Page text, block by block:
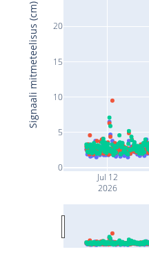
Jul 12
2026
0
5
10
15
20
Signaali mitmeteelisus (cm)